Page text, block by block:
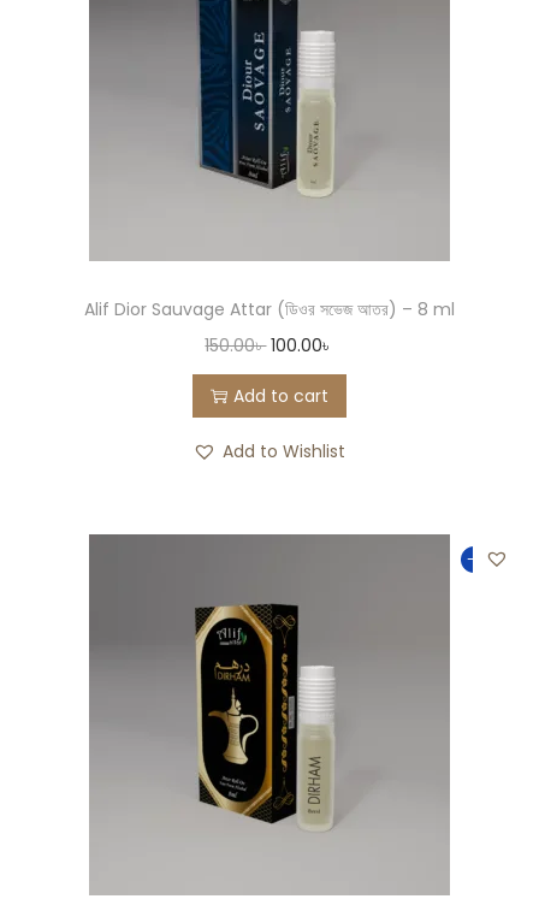
Alif Dior Sauvage Attar (ডিওর সভেজ আতর) – 8 ml
150.00৳ 100.00৳
Add to cart
Add to Wishlist
-33%